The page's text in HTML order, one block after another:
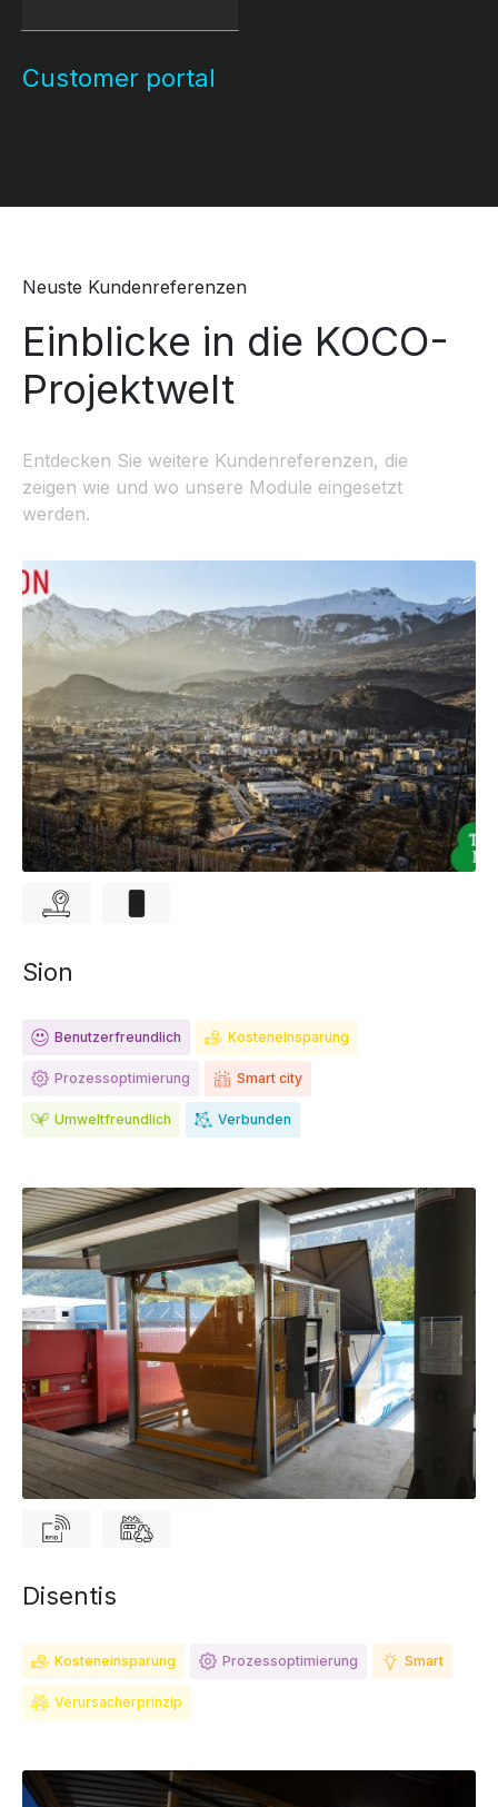
Customer portal
Neuste Kundenreferenzen
Einblicke in die KOCO-
Projektwelt
Entdecken Sie weitere Kundenreferenzen, die
zeigen wie und wo unsere Module eingesetzt
werden.
Sion
Benutzerfreundlich Kosteneinsparung
Prozessoptimierung Smart city
Umweltfreundlich Verbunden
Disentis
Kosteneinsparung Prozessoptimierung Smart
Verursacherprinzip